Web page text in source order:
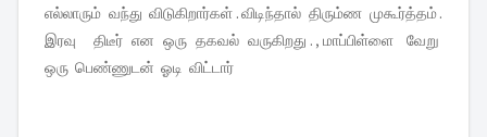
எல்லாரும் வந்து விடுகிறார்கள் . விடிந்தால் திரும்ண முகூர்த்தம் .
இரவு திடீர் என ஒரு தகவல் வருகிறது . , மாப்பிள்ளை வேறு
ஒரு பெண்ணுடன் ஓடி விட்டார்